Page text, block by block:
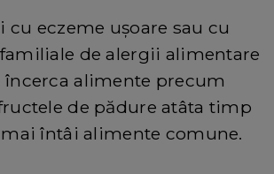
cu eczeme ușoare sau cu
de alergii alimentare
alimente precum
de pădure atâta timp
întâi alimente comune.